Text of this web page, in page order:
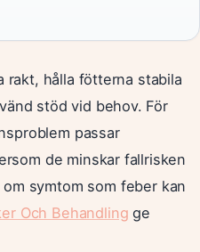
rakt, hålla fötterna stabila
stöd vid behov. För
passar
de minskar fallrisken
symtom som feber kan
Och Behandling ge